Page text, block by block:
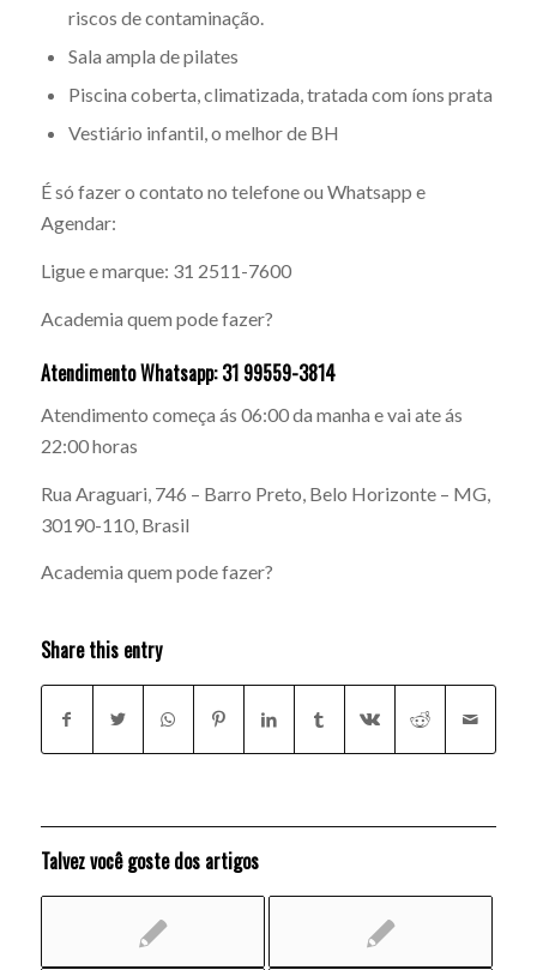
riscos de contaminação.
Sala ampla de pilates
Piscina coberta, climatizada, tratada com íons prata
Vestiário infantil, o melhor de BH
É só fazer o contato no telefone ou Whatsapp e
Agendar:
Ligue e marque: 31 2511-7600
Academia quem pode fazer?
Atendimento Whatsapp: 31 99559-3814
Atendimento começa ás 06:00 da manha e vai ate ás
22:00 horas
Rua Araguari, 746 – Barro Preto, Belo Horizonte – MG,
30190-110, Brasil
Academia quem pode fazer?
Share this entry
Talvez você goste dos artigos